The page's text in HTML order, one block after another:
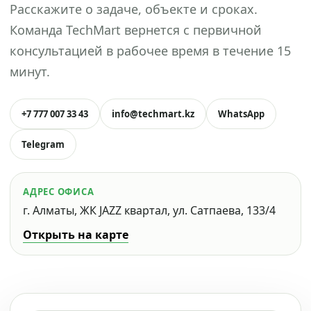
Расскажите о задаче, объекте и сроках.
Команда TechMart вернется с первичной
консультацией в рабочее время в течение 15
минут.
+7 777 007 33 43 info@techmart.kz WhatsApp
Telegram
АДРЕС ОФИСА
г. Алматы, ЖК JAZZ квартал, ул. Сатпаева, 133/4
Открыть на карте